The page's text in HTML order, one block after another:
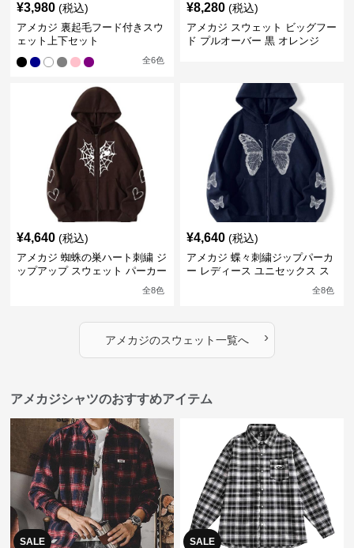
¥3,980 (税込)
アメカジ 裏起毛フード付きスウ
ェット上下セット
全6色
¥8,280 (税込)
アメカジ スウェット ビッグフー
ド プルオーバー 黒 オレンジ
¥4,640 (税込)
アメカジ 蜘蛛の巣ハート刺繍 ジ
ップアップ スウェット パーカー
全8色
¥4,640 (税込)
アメカジ 蝶々刺繍ジップパーカ
ー レディース ユニセックス ス
全8色
アメカジのスウェット一覧へ ›
アメカジシャツのおすすめアイテム
SALE SALE